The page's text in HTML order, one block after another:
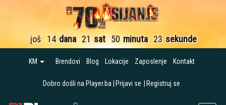
još 14 dana 21 sat 50 minuta 23 sekunde
KM Brendovi Blog Lokacije Zaposlenje Kontakt
Dobro došli na Player.ba Prijavi se Registruj se